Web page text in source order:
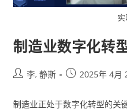
制造业数字化转
李, 静斯 2025年 4月
制造业正处于数字化转型的关